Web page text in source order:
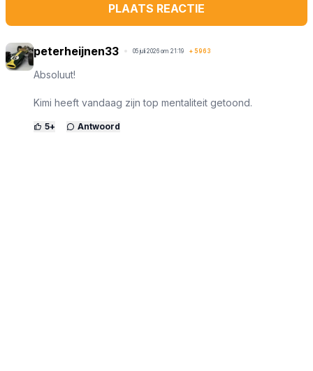
PLAATS REACTIE
peterheijnen33 05 juli 2026 om 21:19 + 5963
Absoluut!
Kimi heeft vandaag zijn top mentaliteit getoond.
5+ Antwoord